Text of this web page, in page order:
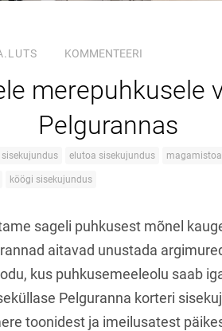
KOMMENTEERI
merepuhkusele
Pelgurannas
sisekujundus elutoa sisekujundus
köögi sisekujundus
sageli puhkusest mõnel
aitavad unustada
kus puhkusemeeleolu saab
Pelguranna korteri
toonidest ja imeilusatest